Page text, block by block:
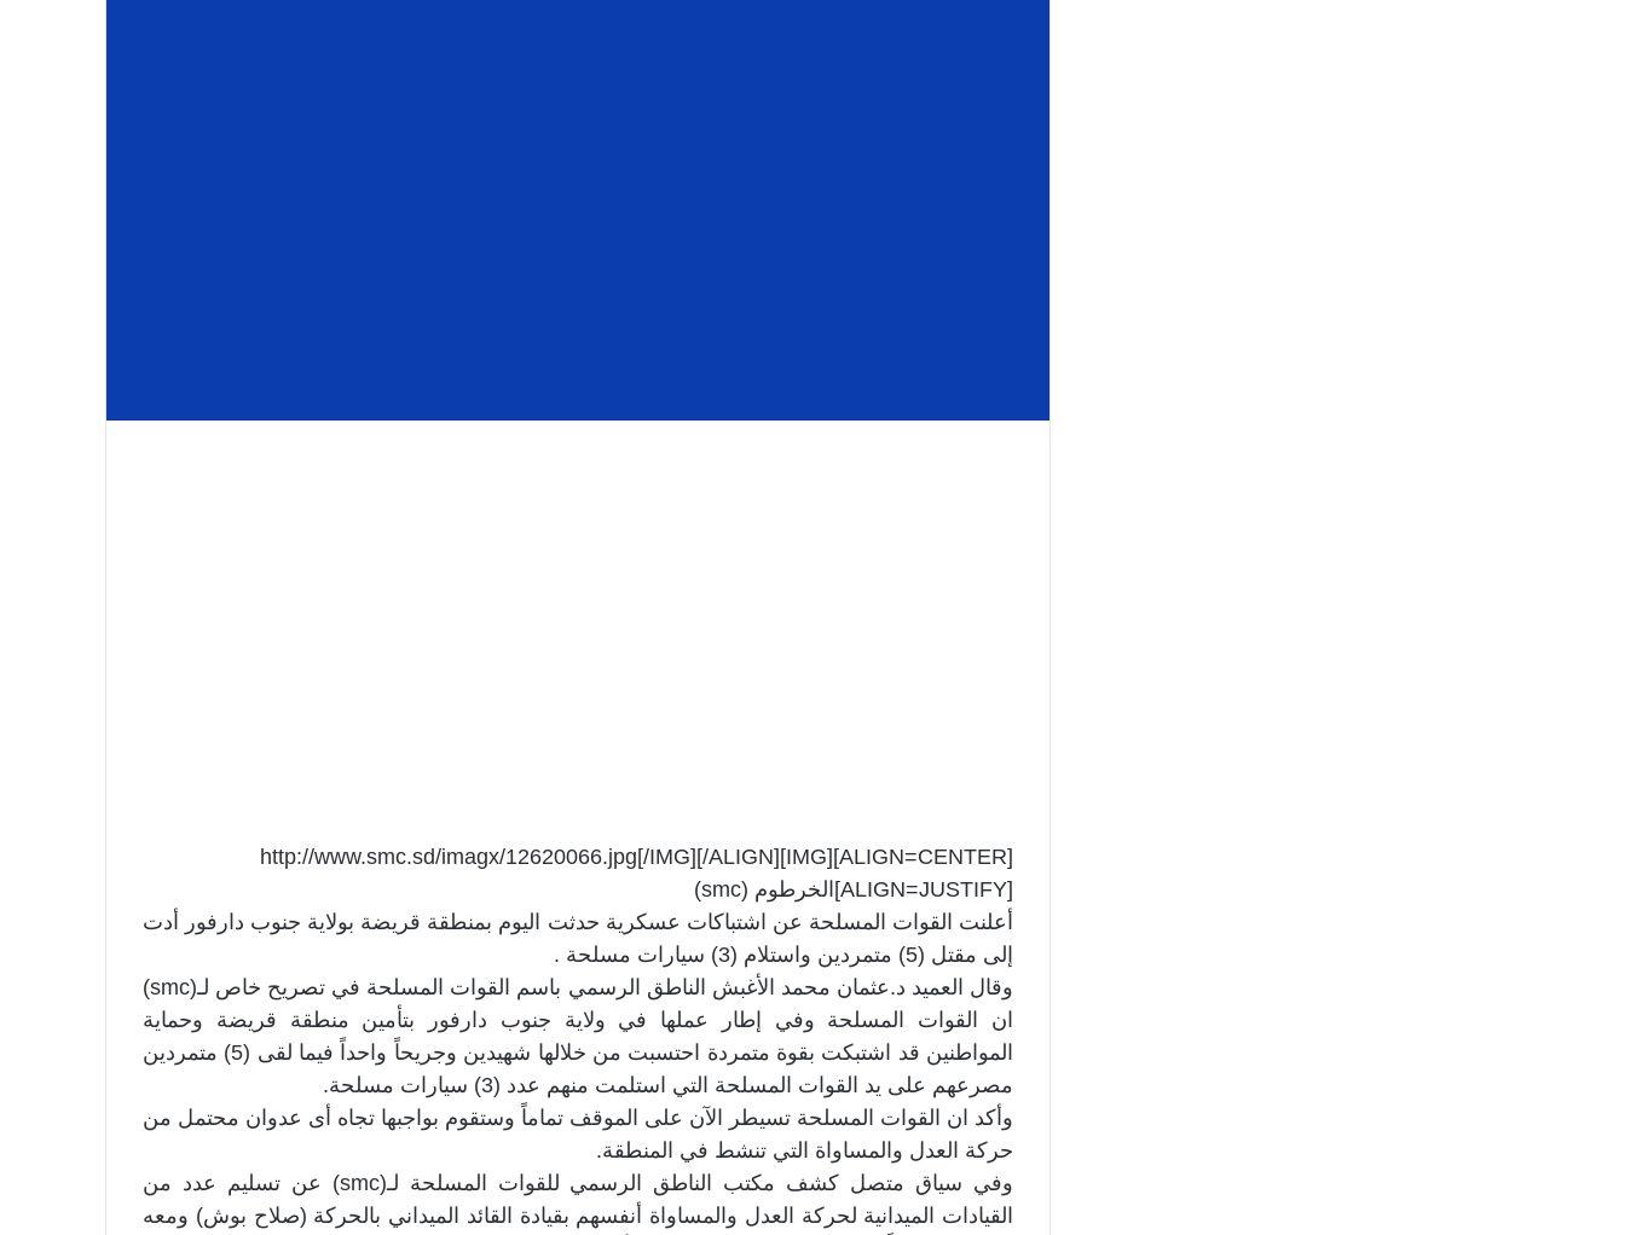
[ALIGN=CENTER][IMG]http://www.smc.sd/imagx/12620066.jpg[/IMG][/ALIGN]
[ALIGN=JUSTIFY]الخرطوم (smc)
أعلنت القوات المسلحة عن اشتباكات عسكرية حدثت اليوم بمنطقة قريضة بولاية جنوب دارفور أدت
إلى مقتل (5) متمردين واستلام (3) سيارات مسلحة .
وقال العميد د.عثمان محمد الأغبش الناطق الرسمي باسم القوات المسلحة في تصريح خاص لـ(smc)
ان القوات المسلحة وفي إطار عملها في ولاية جنوب دارفور بتأمين منطقة قريضة وحماية
المواطنين قد اشتبكت بقوة متمردة احتسبت من خلالها شهيدين وجريحاً واحداً فيما لقى (5) متمردين
مصرعهم على يد القوات المسلحة التي استلمت منهم عدد (3) سيارات مسلحة.
وأكد ان القوات المسلحة تسيطر الآن على الموقف تماماً وستقوم بواجبها تجاه أى عدوان محتمل من
حركة العدل والمساواة التي تنشط في المنطقة.
وفي سياق متصل كشف مكتب الناطق الرسمي للقوات المسلحة لـ(smc) عن تسليم عدد من
القيادات الميدانية لحركة العدل والمساواة أنفسهم بقيادة القائد الميداني بالحركة (صلاح بوش) ومعه